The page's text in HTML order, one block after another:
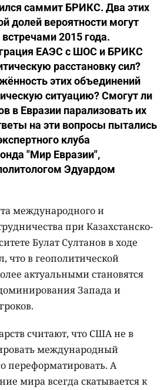
саммит БРИКС. Два этих
долей вероятности могут
2015 года.
ЕАЭС с ШОС и БРИКС
расстановку сил?
этих объединений
ситуацию? Смогут ли
в Евразии парализовать их
на эти вопросы пытались
клуба
"Мир Евразии",
Эдуардом
международного и
при Казахстанско-
Булат Султанов в ходе
что в геополитической
актуальными становятся
Запада и
считают, что США не в
международный
переформатировать. А
мира всегда скатывается к